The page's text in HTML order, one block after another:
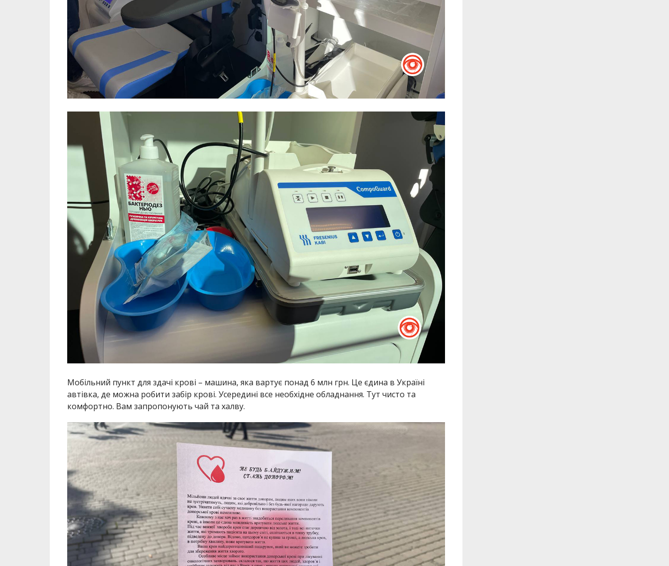
Мобільний пункт для здачі крові – машина, яка вартує понад 6 млн грн. Це єдина в Україні
автівка, де можна робити забір крові. Усередині все необхідне обладнання. Тут чисто та
комфортно. Вам запропонують чай та халву.